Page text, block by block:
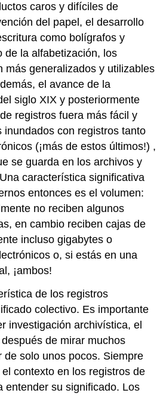
caros y difíciles de
del papel, el desarrollo
como bolígrafos y
de la alfabetización, los
más generalizados y utilizables
el avance de la
siglo XIX y posteriormente
registros fuera más fácil y
inundados con registros tanto
(¡más de estos últimos!) ,
se guarda en los archivos y
característica significativa
entonces es el volumen:
no reciben algunos
en cambio reciben cajas de
incluso gigabytes o
o, si estás en una
¡ambos!
de los registros
colectivo. Es importante
investigación archivística, el
de mirar muchos
de solo unos pocos. Siempre
contexto en los registros de
entender su significado. Los